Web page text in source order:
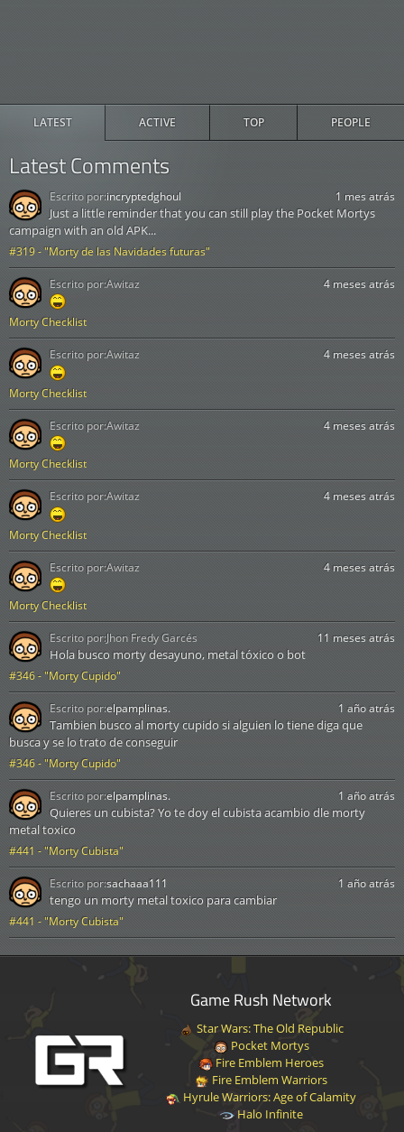
LATEST ACTIVE TOP PEOPLE
Latest Comments
#319 - "Morty de las Navidades futuras"
1 mes atrás
Just a little reminder that you can still play the Pocket Mortys
campaign with an old APK...
Escrito por:incryptedghoul
Morty Checklist
4 meses atrás
Escrito por:Awitaz
Morty Checklist
4 meses atrás
Escrito por:Awitaz
Morty Checklist
4 meses atrás
Escrito por:Awitaz
Morty Checklist
4 meses atrás
Escrito por:Awitaz
Morty Checklist
4 meses atrás
Escrito por:Awitaz
#346 - "Morty Cupido"
11 meses atrás
Hola busco morty desayuno, metal tóxico o bot
Escrito por:Jhon Fredy Garcés
#346 - "Morty Cupido"
1 año atrás
Tambien busco al morty cupido si alguien lo tiene diga que
busca y se lo trato de conseguir
Escrito por:elpamplinas.
#441 - "Morty Cubista"
1 año atrás
Quieres un cubista? Yo te doy el cubista acambio dle morty
metal toxico
Escrito por:elpamplinas.
#441 - "Morty Cubista"
1 año atrás
tengo un morty metal toxico para cambiar
Escrito por:sachaaa111
Game Rush Network
Star Wars: The Old Republic
Pocket Mortys
Fire Emblem Heroes
Fire Emblem Warriors
Hyrule Warriors: Age of Calamity
Halo Infinite